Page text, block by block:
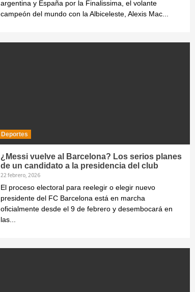
argentina y España por la Finalissima, el volante
campeón del mundo con la Albiceleste, Alexis Mac...
Deportes
¿Messi vuelve al Barcelona? Los serios planes
de un candidato a la presidencia del club
22 febrero, 2026
El proceso electoral para reelegir o elegir nuevo
presidente del FC Barcelona está en marcha
oficialmente desde el 9 de febrero y desembocará en
las...